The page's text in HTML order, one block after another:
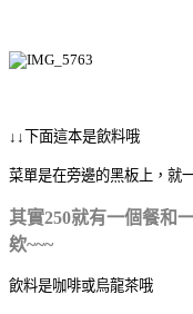
↓↓下面這本是飲料哦
菜單是在旁邊的黑板上，就
其實250就有一個餐和
欸~~~
飲料是咖啡或烏龍茶哦